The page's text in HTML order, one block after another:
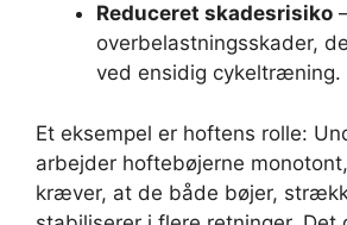
Reduceret skadesrisiko
overbelastningsskader,
ved ensidig cykeltræning.
Et eksempel er hoftens rolle:
arbejder hoftebøjerne
kræver, at de både bøjer,